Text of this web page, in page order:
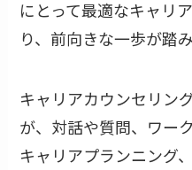
にとって最適なキャリ
り、前向きな一歩が踏
キャリアカウンセリン
が、対話や質問、ワー
キャリアプランニング